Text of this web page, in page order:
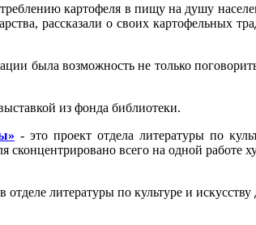
картофеля в пищу на душу
рассказали о своих картофельных
была возможность не только
из фонда библиотеки.
- это проект отдела литературы по
сконцентрировано всего на одной работе
отделе литературы по культуре и